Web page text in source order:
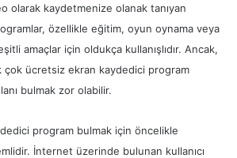
olarak kaydetmenize olanak tanıyan
özellikle eğitim, oyun oynama veya
amaçlar için oldukça kullanışlıdır. Ancak,
ücretsiz ekran kaydedici program
bulmak zor olabilir.
program bulmak için öncelikle
İnternet üzerinde bulunan kullanıcı